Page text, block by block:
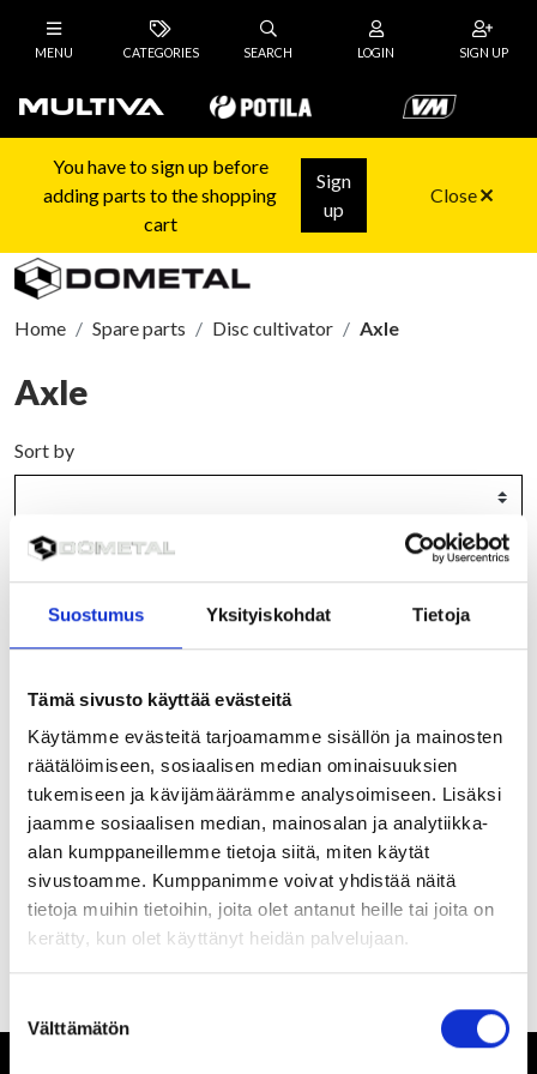
Suostumus Yksityiskohdat Tietoja
Tämä sivusto käyttää evästeitä
Käytämme evästeitä tarjoamamme sisällön ja mainosten
räätälöimiseen, sosiaalisen median ominaisuuksien
tukemiseen ja kävijämäärämme analysoimiseen. Lisäksi
jaamme sosiaalisen median, mainosalan ja analytiikka-
alan kumppaneillemme tietoja siitä, miten käytät
sivustoamme. Kumppanimme voivat yhdistää näitä
tietoja muihin tietoihin, joita olet antanut heille tai joita on
kerätty, kun olet käyttänyt heidän palvelujaan.
valinta
Välttämätön
MENU CATEGORIES SEARCH LOGIN SIGN UP
You have to sign up before
adding parts to the shopping
cart
Sign
up
Close
Home Spare parts Disc cultivator Axle
Axle
Sort by
List view
2. code50103320
Price
211,31 EUR (VAT 0%)
Hub cap for 6b stub, with threads
In stock
Product number V07NAP6RA.1
50103330
Price
20,00 EUR (VAT 0%)